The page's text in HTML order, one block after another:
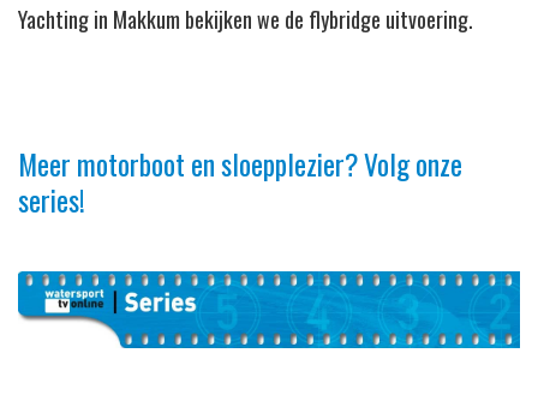
Yachting in Makkum bekijken we de flybridge uitvoering.
Meer motorboot en sloepplezier? Volg onze
series!